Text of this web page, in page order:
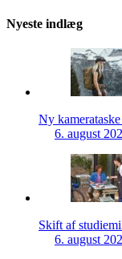
Nyeste indlæg
Ny
6. august
Skift af
6. august